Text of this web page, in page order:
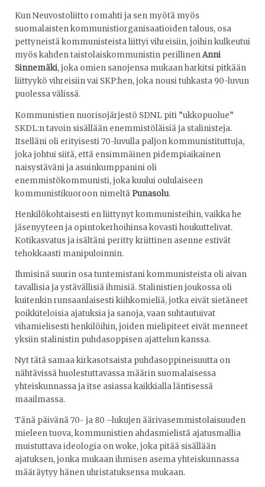
Kun Neuvostoliitto romahti ja sen myötä myös
suomalaisten kommunistiorganisaatioiden talous, osa
pettyneistä kommunisteista liittyi vihreisiin, joihin kulkeutui
myös kahden taistolaiskommunistin perillinenAnni
Sinnemäki, joka omien sanojensa mukaan harkitsi pitkään
liittyykö vihreisiin vai SKP:hen, joka nousi tuhkasta 90-luvun
puolessa välissä.
Kommunistien nuorisojärjestö SDNL piti ”ukkopuolue”
SKDL:n tavoin sisällään enemmistöläisiä ja stalinisteja.
Itselläni oli erityisesti 70-luvulla paljon kommunistituttuja,
joka johtui siitä, että ensimmäinen pidempiaikainen
naisystäväni ja asuinkumppanini oli
enemmistökommunisti, joka kuului oululaiseen
kommunistikuoroon nimeltä Punasolu.
Henkilökohtaisesti en liittynyt kommunisteihin, vaikka he
jäsenyyteen ja opintokerhoihinsa kovasti houkuttelivat.
Kotikasvatus ja isältäni peritty kriittinen asenne estivät
tehokkaasti manipuloinnin.
Ihmisinä suurin osa tuntemistani kommunisteista oli aivan
tavallisia ja ystävällisiä ihmisiä. Stalinistien joukossa oli
kuitenkin runsaanlaisesti kiihkomieliä, jotka eivät sietäneet
poikkiteloisia ajatuksia ja sanoja, vaan suhtautuivat
vihamielisesti henkilöihin, joiden mielipiteet eivät menneet
yksiin stalinistin puhdasoppisen ajattelun kanssa.
Nyt tätä samaa kirkasotsaista puhdasoppineisuutta on
nähtävissä huolestuttavassa määrin suomalaisessa
yhteiskunnassa ja itse asiassa kaikkialla läntisessä
maailmassa.
Tänä päivänä 70- ja 80 –lukujen äärivasemmistolaisuuden
mieleen tuova, kommunistien ahdasmielistä ajatusmallia
muistuttava ideologia on woke, joka pitää sisällään
ajatuksen, jonka mukaan ihmisen asema yhteiskunnassa
määräytyy hänen uhristatuksensa mukaan.